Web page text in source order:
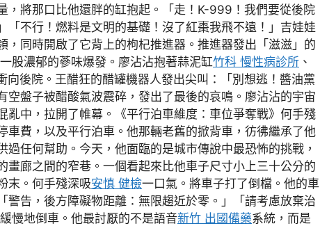
，將那口比他還胖的缸抱起。「走！K-999！我們要從後院
「不行！燃料是文明的基礎！沒了紅棗我飛不遠！」吉娃娃
，同時開啟了它背上的枸杞推進器。推進器發出「滋滋」的
股濃郁的蔘味爆發。廖沾沾抱著蒜泥缸竹科 慢性病診所 、
後院。王醋狂的醋罐機器人發出尖叫：「別想逃！醬油黨
空盤子被醋酸氣波震碎，發出了最後的哀鳴。廖沾沾的宇宙
亂中，拉開了帷幕。《平行泊車維度：車位爭奪戰》何手殘
車費，以及平行泊車。他那輛老舊的掀背車，彷彿繼承了他
任何幫助。今天，他面臨的是城市傳說中最恐怖的挑戰，
畫廊之間的窄巷。一個看起來比他車子尺寸小上三十公分的
末。何手殘深吸安慎 健檢一口氣。將車子打了倒檔。他的車
警告，後方障礙物距離：無限趨近於零。」「請考慮放棄治
慢地倒車。他最討厭的不是語音新竹 出國備藥系統，而是